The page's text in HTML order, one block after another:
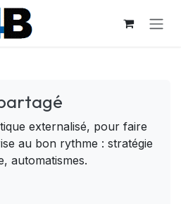
externalisé, pour faire
au bon rythme : stratégie
automatismes.